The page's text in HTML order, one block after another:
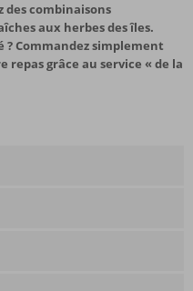
des combinaisons
aux herbes des îles.
Commandez simplement
grâce au service « de la